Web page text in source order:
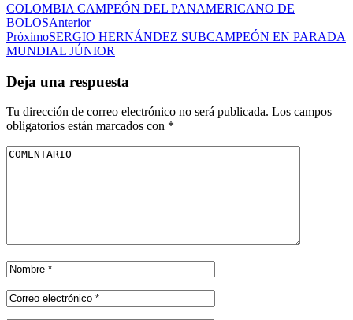
COLOMBIA CAMPEÓN DEL PANAMERICANO DE
BOLOSAnterior
PróximoSERGIO HERNÁNDEZ SUBCAMPEÓN EN PARADA
MUNDIAL JÚNIOR
Deja una respuesta
Tu dirección de correo electrónico no será publicada. Los campos
obligatorios están marcados con *